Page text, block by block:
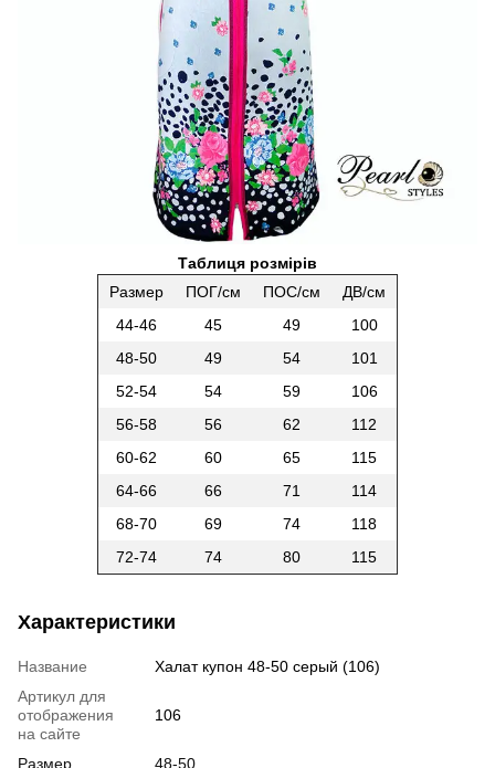
Таблиця розмірів
Размер
ПОГ/см ПОС/см
ДВ/см
44-46
45 49
100
48-50
49 54
101
52-54
54 59
106
56-58
56 62
112
60-62
60 65
115
64-66
66 71
114
68-70
69 74
118
72-74
74 80 115
Характеристики
Название
Халат купон 48-50 серый (106)
Артикул для
отображения
на сайте
106
Размер 48-50